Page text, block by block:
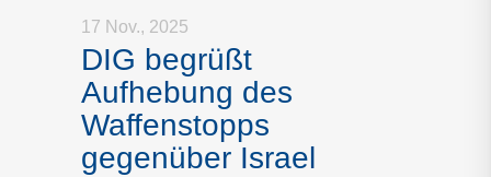
17 Nov., 2025
DIG begrüßt
Aufhebung des
Waffenstopps
gegenüber Israel